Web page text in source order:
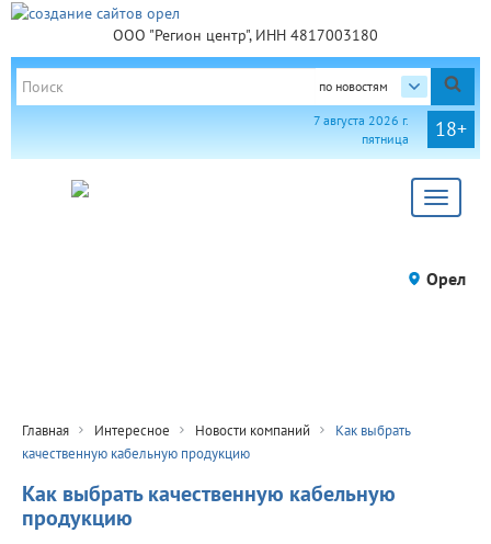
ООО "Регион центр", ИНН 4817003180
по новостям
18+
7 августа 2026 г.
пятница
Toggle
Орел
Главная Интересное Новости компаний
Как выбрать
качественную кабельную продукцию
Как выбрать качественную кабельную
продукцию